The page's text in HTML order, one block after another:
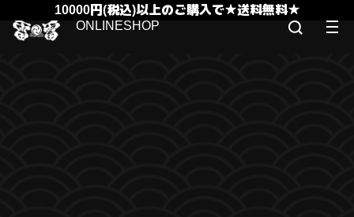
10000円(税込)以上のご購入で★送料無料★
ONLINESHOP